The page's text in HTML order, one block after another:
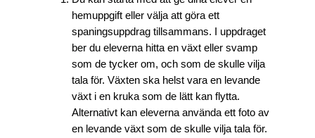
hemuppgift eller välja att göra ett
spaningsuppdrag tillsammans. I uppdraget
ber du eleverna hitta en växt eller svamp
som de tycker om, och som de skulle vilja
tala för. Växten ska helst vara en levande
växt i en kruka som de lätt kan flytta.
Alternativt kan eleverna använda ett foto av
en levande växt som de skulle vilja tala för.